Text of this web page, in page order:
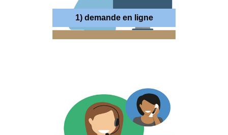
1) demande en ligne